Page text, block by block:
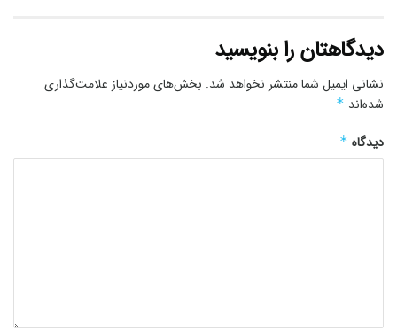
دیدگاهتان را بنویسید
نشانی ایمیل شما منتشر نخواهد شد. بخش‌های موردنیاز علامت‌گذاری
شده‌اند *
دیدگاه *